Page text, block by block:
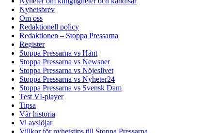
Nyhetsbrev
Om oss
Redaktionell policy
Redaktionen – Stoppa Pressarna
Register
Stoppa Pressarna vs Hänt
Stoppa Pressarna vs Newsner
Stoppa Pressarna vs Nöjeslivet
Stoppa Pressarna vs Nyheter24
Stoppa Pressarna vs Svensk Dam
Test VI-player
Tipsa
Vår historia
Vi avslöjar
Villkor för nyhetstips till Stoppa Pressarna